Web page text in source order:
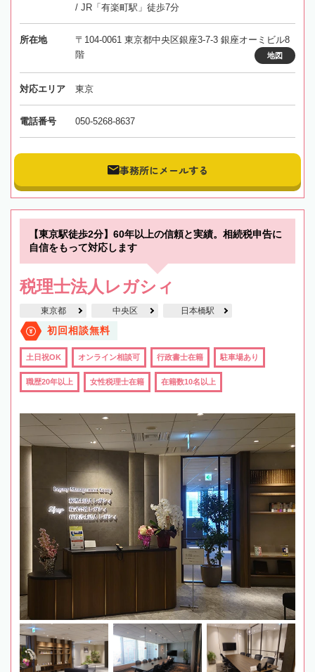
/ JR「有楽町駅」徒歩7分
所在地
〒104-0061 東京都中央区銀座3-7-3 銀座オーミビル8
階
地図
対応エリア 東京
電話番号 050-5268-8637
事務所にメールする
【東京駅徒歩2分】60年以上の信頼と実績。相続税申告に
自信をもって対応します
税理士法人レガシィ
東京都 中央区 日本橋駅
初回相談無料
土日祝OK オンライン相談可 行政書士在籍 駐車場あり
職歴20年以上 女性税理士在籍 在籍数10名以上